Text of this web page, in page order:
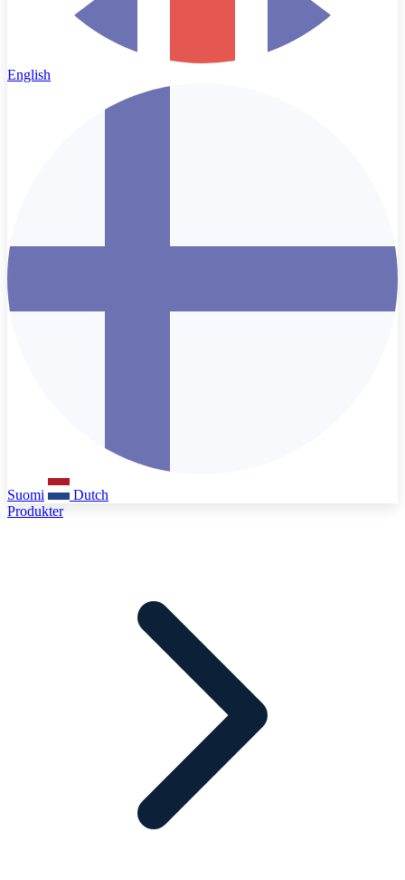
English
Suomi
Dutch
Produkter